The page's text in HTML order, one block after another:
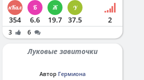
354 6.6 19.7 37.5 2
3 6
Луковые завиточки
Автор Гермиона